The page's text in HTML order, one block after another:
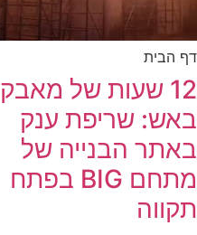
דף הבית
12 שעות של מאבק
באש: שריפת ענק
באתר הבנייה של
מתחם BIG בפתח
תקווה